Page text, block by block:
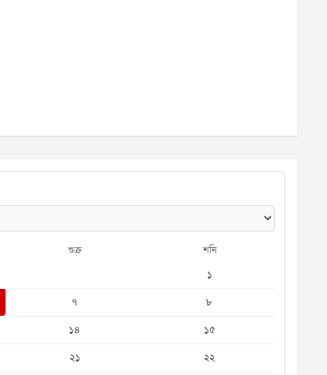
শুক্র শনি
১
৭
৮
১৪
১৫
২১ ২২